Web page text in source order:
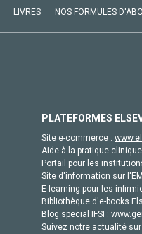
LIVRES NOS FORMULES
PLATEFORMES
Site e-commerce :
Aide à la pratique
Portail pour les
Site d'information sur
E-learning pour les
Bibliothèque d'e-books
Blog special IFSI :
Suivez notre actualité